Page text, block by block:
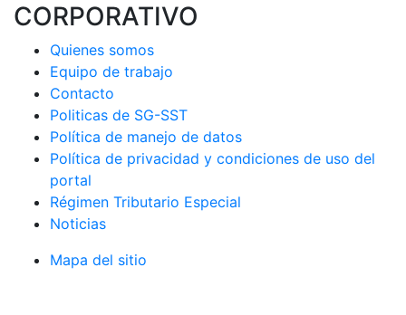
CORPORATIVO
Quienes somos
Equipo de trabajo
Contacto
Politicas de SG-SST
Política de manejo de datos
Política de privacidad y condiciones de uso del
portal
Régimen Tributario Especial
Noticias
Mapa del sitio